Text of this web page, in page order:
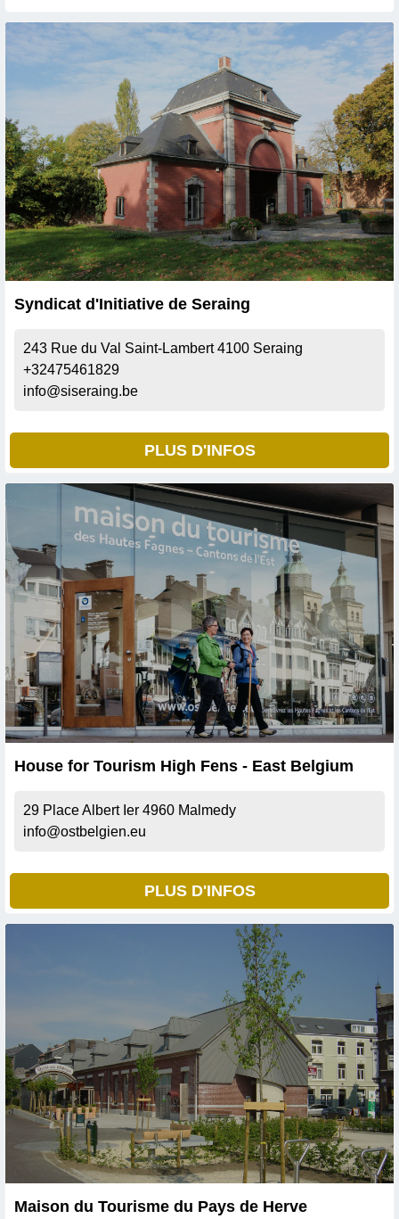
Syndicat d'Initiative de Seraing
243 Rue du Val Saint-Lambert 4100 Seraing
+32475461829
info@siseraing.be
PLUS D'INFOS
House for Tourism High Fens - East Belgium
29 Place Albert Ier 4960 Malmedy
info@ostbelgien.eu
PLUS D'INFOS
Maison du Tourisme du Pays de Herve